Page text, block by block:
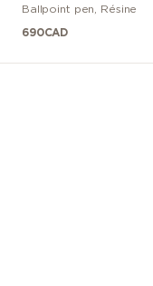
Ballpoint pen Résine
690CAD